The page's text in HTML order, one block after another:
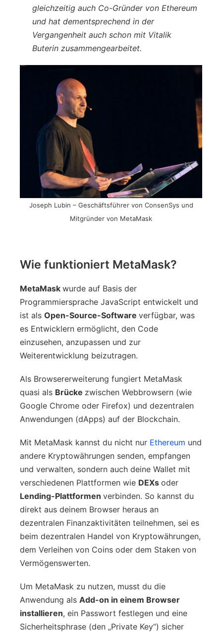
gleichzeitig auch Co-Gründer von Ethereum
und hat dementsprechend in der
Vergangenheit auch schon mit Vitalik
Buterin zusammengearbeitet.
Joseph Lubin – Geschäftsführer von ConsenSys und
Mitgründer von MetaMask
Wie funktioniert MetaMask?
MetaMask wurde auf Basis der
Programmiersprache JavaScript entwickelt und
ist als Open-Source-Software verfügbar, was
es Entwicklern ermöglicht, den Code
einzusehen, anzupassen und zur
Weiterentwicklung beizutragen.
Als Browsererweiterung fungiert MetaMask
quasi als Brücke zwischen Webbrowsern (wie
Google Chrome oder Firefox) und dezentralen
Anwendungen (dApps) auf der Blockchain.
Mit MetaMask kannst du nicht nur Ethereum und
andere Kryptowährungen senden, empfangen
und verwalten, sondern auch deine Wallet mit
verschiedenen Plattformen wie DEXs oder
Lending-Plattformen verbinden. So kannst du
direkt aus deinem Browser heraus an
dezentralen Finanzaktivitäten teilnehmen, sei es
beim dezentralen Handel von Kryptowährungen,
dem Verleihen von Coins oder dem Staken von
Vermögenswerten.
Um MetaMask zu nutzen, musst du die
Anwendung als Add-on in einem Browser
installieren, ein Passwort festlegen und eine
Sicherheitsphrase (den „Private Key“) sicher